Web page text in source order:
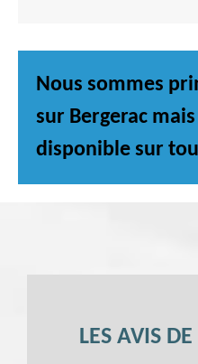
Nous sommes
sur Bergerac
disponible sur
LES AVIS